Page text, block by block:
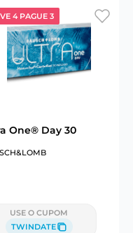
4 PAGUE 3
One® Day 30
USE O CUPOM
TWINDATE